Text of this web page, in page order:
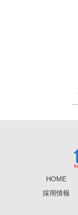
HOME
採用情報